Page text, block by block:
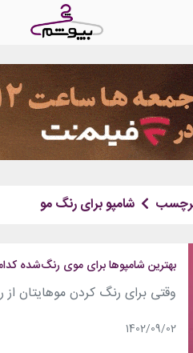
شامپو برای رنگ مو
بهترین شامپوها برای موی رنگ‌شده کدامند؟
1402/09/02